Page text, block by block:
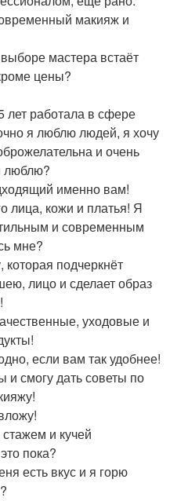
макияж и
мастера встаёт
цены?
лет работала в сфере
я люблю людей, я хочу
и очень
люблю?
именно вам!
лица, кожи и платья! Я
и современным
мне?
подчеркнёт
лицо и сделает образ
уходовые и
если вам так удобнее!
и смогу дать советы по
и кучей
пока?
есть вкус и я горю